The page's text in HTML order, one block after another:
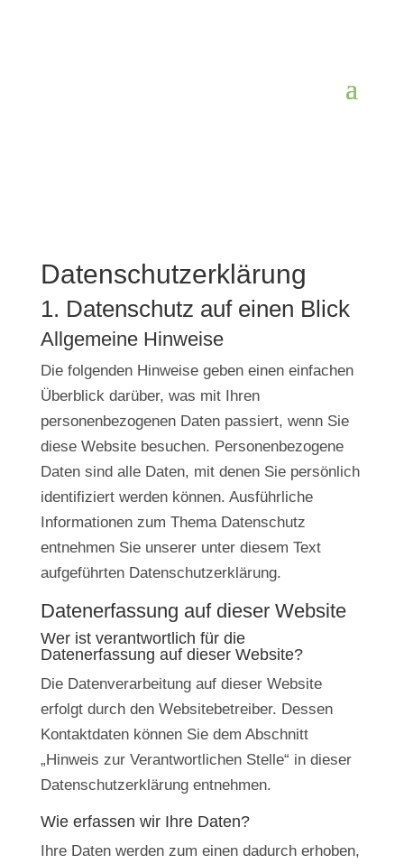
Datenschutz­erklärung
1. Datenschutz auf einen Blick
Allgemeine Hinweise
Die folgenden Hinweise geben einen einfachen
Überblick darüber, was mit Ihren
personenbezogenen Daten passiert, wenn Sie
diese Website besuchen. Personenbezogene
Daten sind alle Daten, mit denen Sie persönlich
identifiziert werden können. Ausführliche
Informationen zum Thema Datenschutz
entnehmen Sie unserer unter diesem Text
aufgeführten Datenschutzerklärung.
Datenerfassung auf dieser Website
Wer ist verantwortlich für die
Datenerfassung auf dieser Website?
Die Datenverarbeitung auf dieser Website
erfolgt durch den Websitebetreiber. Dessen
Kontaktdaten können Sie dem Abschnitt
„Hinweis zur Verantwortlichen Stelle“ in dieser
Datenschutzerklärung entnehmen.
Wie erfassen wir Ihre Daten?
Ihre Daten werden zum einen dadurch erhoben,